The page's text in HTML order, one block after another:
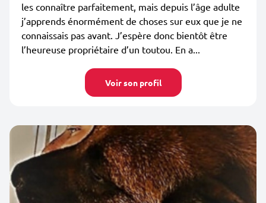
les connaître parfaitement, mais depuis l’âge adulte
j’apprends énormément de choses sur eux que je ne
connaissais pas avant. J’espère donc bientôt être
l’heureuse propriétaire d’un toutou. En a...
Voir son profil